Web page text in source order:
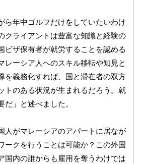
ら年中ゴルフだけをしていたいわけ
クライアントは豊富な知識と経験の
ビザ保有者が就労することを認める
レーシア人へのスキル移転や知見と
を義務化すれば、国と滞在者の双方
トのある状況が生まれるだろう。就
だ」と述べました。
人がマレーシアのアパートに居なが
ークを行うことは可能か？この外国
国内の誰からも雇用を奪うわけでは